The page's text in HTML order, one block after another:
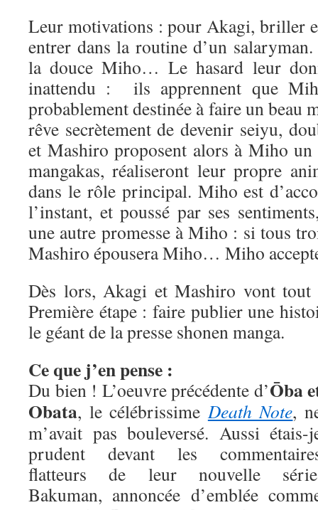
Leur motivations : pour Akagi, briller
entrer dans la routine d’un
la douce Miho… Le hasard leur
inattendu : ils apprennent que
probablement destinée à faire un beau
rêve secrètement de devenir seiyu,
et Mashiro proposent alors à Miho
mangakas, réaliseront leur propre
dans le rôle principal. Miho est
l’instant, et poussé par ses
une autre promesse à Miho : si tous
Mashiro épousera Miho… Miho
Dès lors, Akagi et Mashiro vont
Première étape : faire publier une
le géant de la presse shonen manga.
Ce que j’en pense :
Du bien ! L’oeuvre précédente d’Ōba
Obata, le célébrissimeDeath Note,
m’avait pas bouleversé. Aussi étais-
prudent devant les
flatteurs de leur nouvelle
Bakuman, annoncée d’emblée